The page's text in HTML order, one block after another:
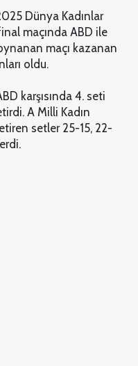
Dünya Kadınlar
maçında ABD ile
maçı kazanan
oldu.
karşısında 4. seti
A Milli Kadın
setler 25-15, 22-